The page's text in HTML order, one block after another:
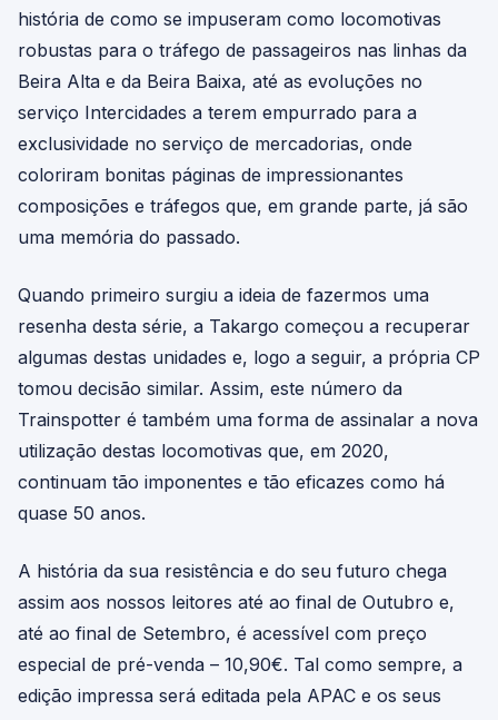
história de como se impuseram como locomotivas
robustas para o tráfego de passageiros nas linhas da
Beira Alta e da Beira Baixa, até as evoluções no
serviço Intercidades a terem empurrado para a
exclusividade no serviço de mercadorias, onde
coloriram bonitas páginas de impressionantes
composições e tráfegos que, em grande parte, já são
uma memória do passado.
Quando primeiro surgiu a ideia de fazermos uma
resenha desta série, a Takargo começou a recuperar
algumas destas unidades e, logo a seguir, a própria CP
tomou decisão similar. Assim, este número da
Trainspotter é também uma forma de assinalar a nova
utilização destas locomotivas que, em 2020,
continuam tão imponentes e tão eficazes como há
quase 50 anos.
A história da sua resistência e do seu futuro chega
assim aos nossos leitores até ao final de Outubro e,
até ao final de Setembro, é acessível com preço
especial de pré-venda – 10,90€. Tal como sempre, a
edição impressa será editada pela APAC e os seus